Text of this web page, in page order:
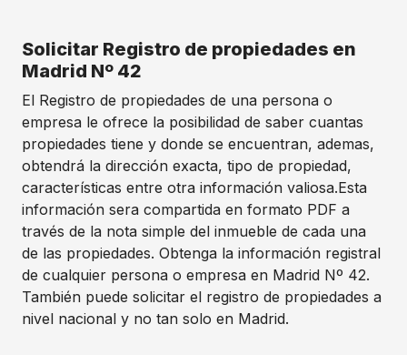
Solicitar Registro de propiedades en
Madrid Nº 42
El Registro de propiedades de una persona o
empresa le ofrece la posibilidad de saber cuantas
propiedades tiene y donde se encuentran, ademas,
obtendrá la dirección exacta, tipo de propiedad,
características entre otra información valiosa.Esta
información sera compartida en formato PDF a
través de la nota simple del inmueble de cada una
de las propiedades. Obtenga la información registral
de cualquier persona o empresa en Madrid Nº 42.
También puede solicitar el registro de propiedades a
nivel nacional y no tan solo en Madrid.